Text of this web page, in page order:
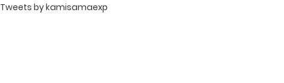
Tweets by kamisamaexp